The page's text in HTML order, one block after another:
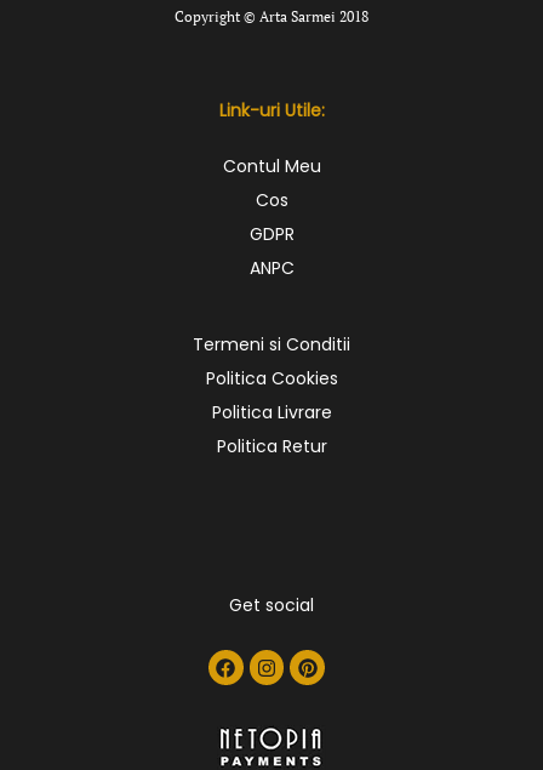
Copyright © Arta Sarmei 2018
Link-uri Utile:
Contul Meu
Cos
GDPR
ANPC
Termeni si Conditii
Politica Cookies
Politica Livrare
Politica Retur
Get social